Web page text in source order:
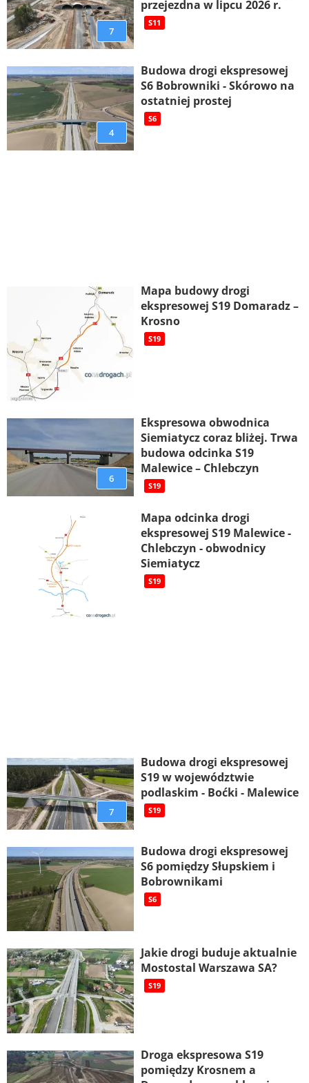
7
przejezdna w lipcu 2026 r.
S11
4
Budowa drogi ekspresowej
S6 Bobrowniki - Skórowo na
ostatniej prostej
S6
Mapa budowy drogi
ekspresowej S19 Domaradz –
Krosno
S19
6
Ekspresowa obwodnica
Siemiatycz coraz bliżej. Trwa
budowa odcinka S19
Malewice – Chlebczyn
S19
Mapa odcinka drogi
ekspresowej S19 Malewice -
Chlebczyn - obwodnicy
Siemiatycz
S19
7
Budowa drogi ekspresowej
S19 w województwie
podlaskim - Boćki - Malewice
S19
Budowa drogi ekspresowej
S6 pomiędzy Słupskiem i
Bobrownikami
S6
Jakie drogi buduje aktualnie
Mostostal Warszawa SA?
S19
Droga ekspresowa S19
pomiędzy Krosnem a